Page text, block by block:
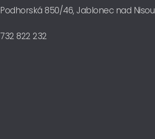
Podhorská 850/46, Jablonec nad Nisou
732 822 232